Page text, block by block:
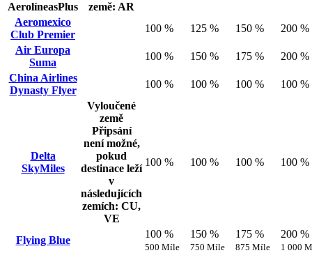
AerolíneasPlus
země: AR
Aeromexico
Club Premier
100 % 125 % 150 %
200 %
Air Europa
Suma
100 % 150 % 175 %
200 %
China Airlines
Dynasty Flyer
100 % 100 % 100 % 100 %
Delta
SkyMiles
Vyloučené
země
Připsání
není možné,
pokud
destinace leží
v
následujících
zemích: CU,
VE
100 % 100 % 100 % 100 %
Flying Blue
100 %
500 Míle
150 %
750 Míle
175 %
875 Míle
200 %
1 000